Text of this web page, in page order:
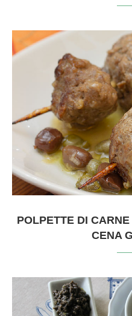
POLPETTE DI
CENA